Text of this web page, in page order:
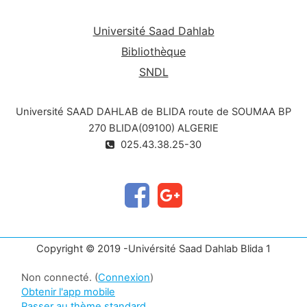
Université Saad Dahlab
Bibliothèque
SNDL
Université SAAD DAHLAB de BLIDA route de SOUMAA BP
270 BLIDA(09100) ALGERIE
025.43.38.25-30
Copyright © 2019 -Univérsité Saad Dahlab Blida 1
Non connecté. (Connexion)
Obtenir l'app mobile